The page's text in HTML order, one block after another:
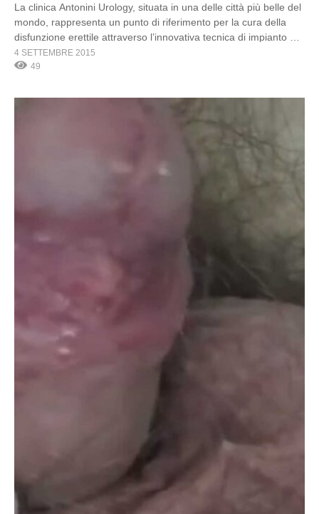
La clinica Antonini Urology, situata in una delle città più belle del
mondo, rappresenta un punto di riferimento per la cura della
disfunzione erettile attraverso l’innovativa tecnica di impianto di
protesi peniena minimamente invasiva. Questo approccio
all’avanguardia, sviluppato e perfezionato dal Prof. Gabriele
funzionalità sessuale in […]
4 SETTEMBRE 2015
49